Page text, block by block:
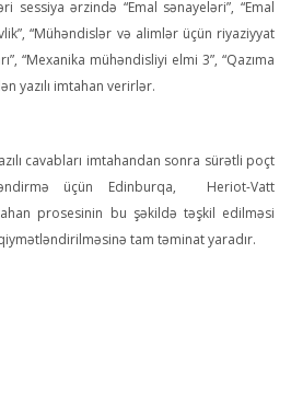
sessiya ərzində “Emal sənayeləri”, “Emal
“Mühəndislər və alimlər üçün riyaziyyat
“Mexanika mühəndisliyi elmi 3”, “Qazıma
yazılı imtahan verirlər.
cavabları imtahandan sonra sürətli poçt
üçün Edinburqa, Heriot-Vatt
prosesinin bu şəkildə təşkil edilməsi
tam təminat yaradır.